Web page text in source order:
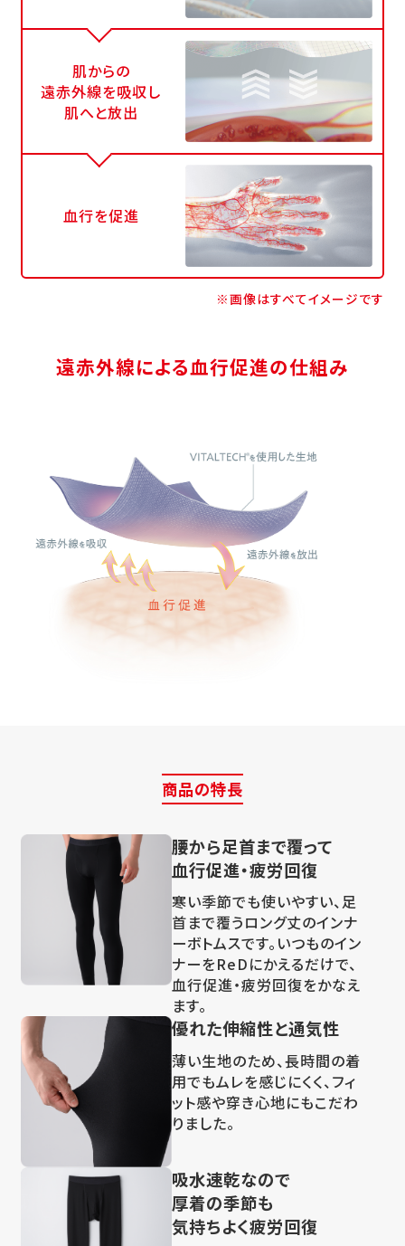
肌からの
遠赤外線を吸収し
肌へと放出
血行を促進
※画像はすべてイメージです
遠赤外線による血行促進の仕組み
商品の特長
腰から足首まで覆って
血行促進・疲労回復
寒い季節でも使いやすい、足
首まで覆うロング丈のインナ
ーボトムスです。いつものイン
ナーをReDにかえるだけで、
血行促進・疲労回復をかなえ
ます。
優れた伸縮性と通気性
薄い生地のため、長時間の着
用でもムレを感じにくく、フィ
ット感や穿き心地にもこだわ
りました。
吸水速乾なので
厚着の季節も
気持ちよく疲労回復